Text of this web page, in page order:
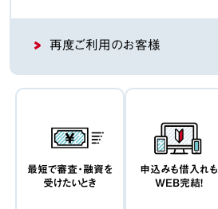
再度ご利用のお客様
最短で審査・融資を
受けたいとき
申込みも借入れも
WEB完結！